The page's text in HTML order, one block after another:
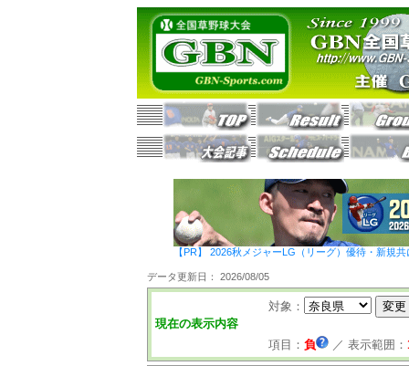
【PR】 2026秋メジャーLG（リーグ）優待・新規
データ更新日： 2026/08/05
現在の表示内容
対象：
項目： 負 ／ 表示範囲：